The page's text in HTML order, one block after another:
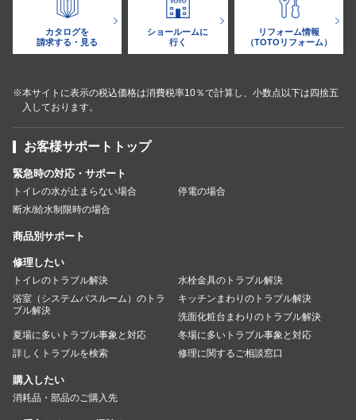
カタログを
請求する・見る
ショールームに
行く
リフォーム情報
（TOTOリフォーム）
※本サイトに表示の税込価格は消費税率10％で計算し、小数点以下は四捨五
入しております。
お客様サポートトップ
緊急時の対応・サポート
トイレの水が止まらない場合
停電の場合
断水/給水制限時の場合
商品別サポート
修理したい
トイレのトラブル解決
水栓金具のトラブル解決
浴室（システムバスルーム）のトラ
ブル解決
キッチンまわりのトラブル解決
洗面化粧台まわりのトラブル解決
夏場に多いトラブル事象と対応
冬場に多いトラブル事象と対応
詳しくトラブルを検索
修理に関するご相談窓口
購入したい
消耗品・部品のご購入先